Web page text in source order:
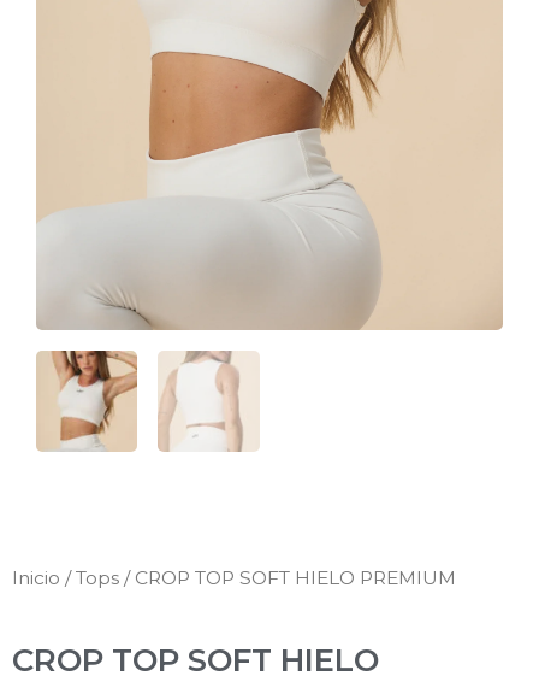
Inicio /Tops / CROP TOP SOFT HIELO PREMIUM
CROP TOP SOFT HIELO